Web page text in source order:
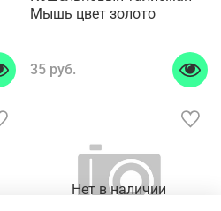
Мышь цвет золото
35 руб.
Нет в наличии